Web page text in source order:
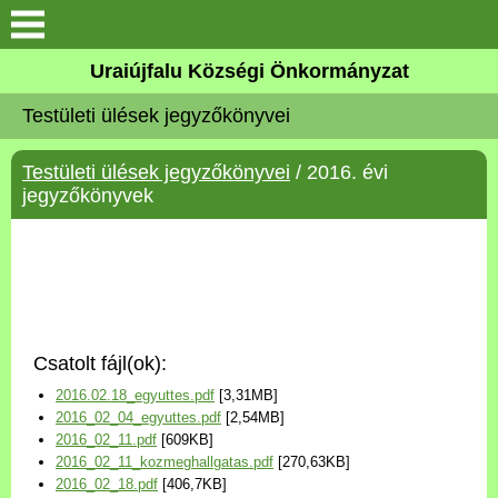
Köszöntő
Elérhetőségek
Uraiújfalu
Választási információk
Versenyképes Járások
Program
Uraiújfalu Községi Önkormányzat
Testületi ülések jegyzőkönyvei
Testületi ülések jegyzőkönyvei / 2016. évi
jegyzőkönyvek
Csatolt fájl(ok):
2016.02.18_egyuttes.pdf [3,31MB]
2016_02_04_egyuttes.pdf [2,54MB]
2016_02_11.pdf [609KB]
2016_02_11_kozmeghallgatas.pdf [270,63KB]
2016_02_18.pdf [406,7KB]